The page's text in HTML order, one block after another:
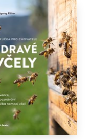
Zdraví a životní styl